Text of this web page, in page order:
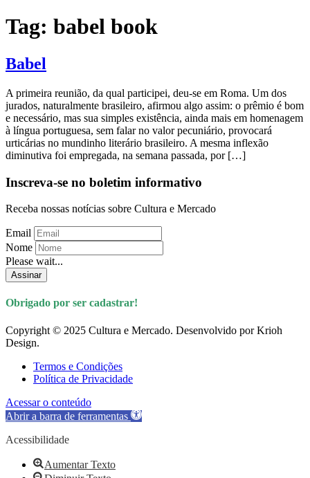
Tag: babel book
Babel
A primeira reunião, da qual participei, deu-se em Roma. Um dos
jurados, naturalmente brasileiro, afirmou algo assim: o prêmio é bom
e necessário, mas sua simples existência, ainda mais em homenagem
à língua portuguesa, sem falar no valor pecuniário, provocará
urticárias no mundinho literário brasileiro. A mesma inflexão
diminutiva foi empregada, na semana passada, por […]
Inscreva-se no boletim informativo
Receba nossas notícias sobre Cultura e Mercado
Email
Nome
Please wait...
Assinar
Obrigado por ser cadastrar!
Copyright © 2025 Cultura e Mercado. Desenvolvido por Krioh
Design.
Termos e Condições
Política de Privacidade
Acessar o conteúdo
Abrir a barra de ferramentas
Acessibilidade
Aumentar Texto